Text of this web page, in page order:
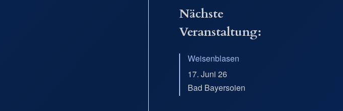
Nächste
Veranstaltung:
Weisenblasen
17. Juni 26
Bad Bayersoien